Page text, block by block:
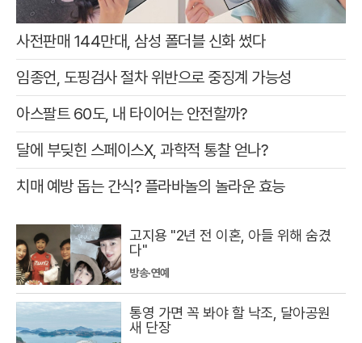
사전판매 144만대, 삼성 폴더블 신화 썼다
임종언, 도핑검사 절차 위반으로 중징계 가능성
아스팔트 60도, 내 타이어는 안전할까?
달에 부딪힌 스페이스X, 과학적 통찰 얻나?
치매 예방 돕는 간식? 플라바놀의 놀라운 효능
고지용 "2년 전 이혼, 아들 위해 숨겼
다"
방송·연예
통영 가면 꼭 봐야 할 낙조, 달아공원
새 단장